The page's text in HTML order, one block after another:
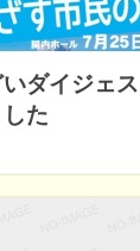
ダイジェス
した